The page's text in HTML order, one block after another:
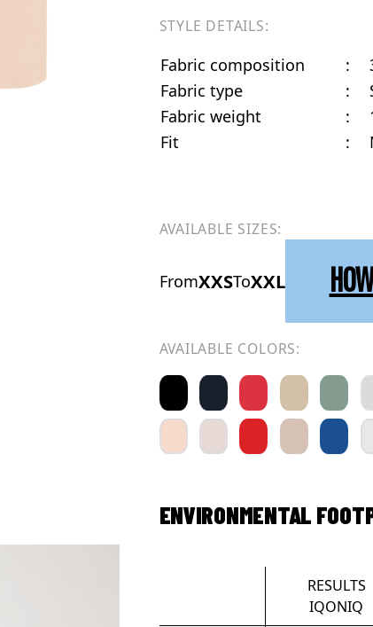
STYLE DETAILS:
Fabric composition :
Fabric type
:
Fabric weight
:
Fit
:
AVAILABLE SIZES:
FromXXSToXXL
AVAILABLE COLORS:
ENVIRONMENTAL
RESULTS
IQONIQ